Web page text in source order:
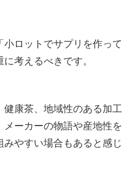
ロットでサプリを作って
考えるべきです。
康茶、地域性のある加工
ーカーの物語や産地性を
やすい場合もあると感じ